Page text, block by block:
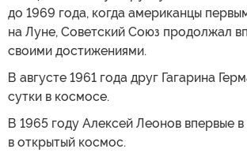
до 1969 года, когда американцы
на Луне, Советский Союз продолжал
своими достижениями.
В августе 1961 года друг Гагарина
сутки в космосе.
В 1965 году Алексей Леонов впервые
в открытый космос.